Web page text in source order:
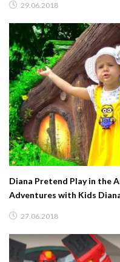
29.06.2018
Diana Pretend Play in the
Adventures with Kids
27.06.2018